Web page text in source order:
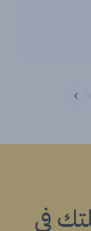
في